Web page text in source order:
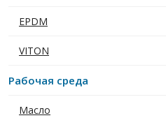
EPDM
VITON
Рабочая среда
Масло